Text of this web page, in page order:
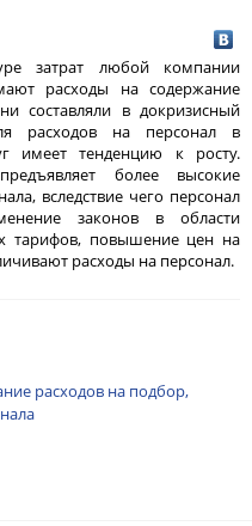
затрат любой компании
расходы на содержание
составляли в докризисный
расходов на персонал в
имеет тенденцию к росту.
более высокие
вследствие чего персонал
законов в области
тарифов, повышение цен на
расходы на персонал.
расходов на подбор,